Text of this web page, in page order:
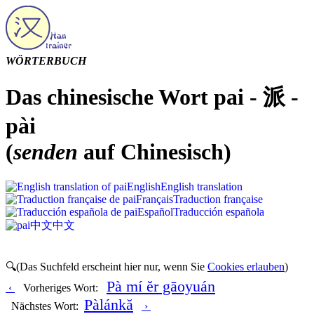
WÖRTERBUCH
Das chinesische Wort pai - 派 -
pài
(senden auf Chinesisch)
EnglishEnglish translation
FrançaisTraduction française
EspañolTraducción española
中文中文
🔍(Das Suchfeld erscheint hier nur, wenn Sie Cookies erlauben)
‹
Vorheriges Wort: Pà mí ĕr gāoyuán
Nächstes Wort: Pàlánkă ›